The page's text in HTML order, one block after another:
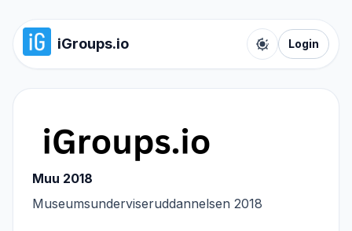
iGroups.io
Toggle color
Login
Muu 2018
Museumsunderviseruddannelsen 2018